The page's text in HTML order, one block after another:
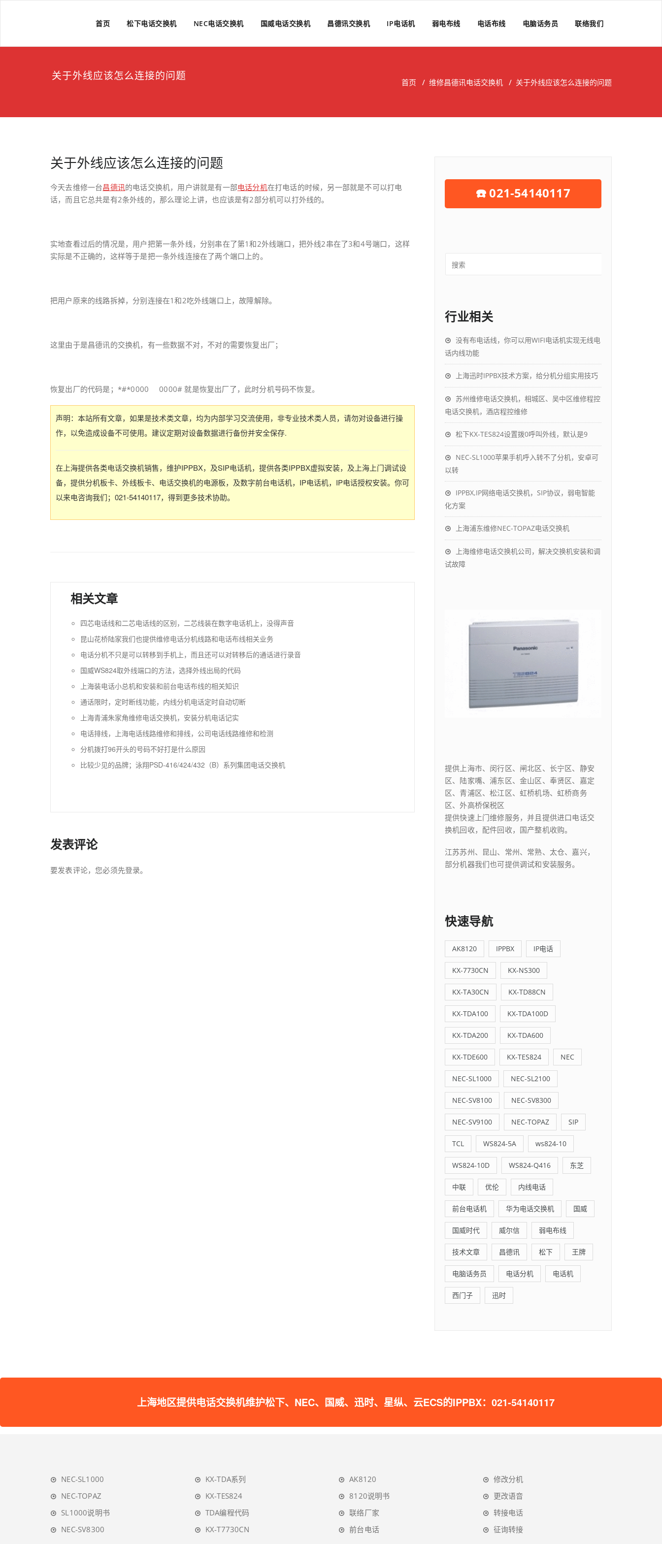
上海维修电话交换机
上海维修松下、国威、NEC、迅时电话交换机
首页 松下电话交换机 NEC电话交换机 国威电话交换机 昌德讯交换机 IP电话机 弱电布线 电话布线 电脑话务员 联络我们
关于外线应该怎么连接的问题 首页 / 维修昌德讯电话交换机 / 关于外线应该怎么连接的问题
关于外线应该怎么连接的问题
今天去维修一台昌德讯的电话交换机，用户讲就是有一部电话分机在打电话的时候，另一部就是不可以打电
话，而且它总共是有2条外线的，那么理论上讲，也应该是有2部分机可以打外线的。
实地查看过后的情况是，用户把第一条外线，分别串在了第1和2外线端口，把外线2串在了3和4号端口，这样
实际是不正确的，这样等于是把一条外线连接在了两个端口上的。
把用户原来的线路拆掉，分别连接在1和2吃外线端口上，故障解除。
这里由于是昌德讯的交换机，有一些数据不对，不对的需要恢复出厂；
恢复出厂的代码是；*#*0000 0000# 就是恢复出厂了，此时分机号码不恢复。
声明：本站所有文章，如果是技术类文章，均为内部学习交流使用，非专业技术类人员，请勿对设备进行操
作，以免造成设备不可使用。建议定期对设备数据进行备份并安全保存.
在上海提供各类电话交换机销售，维护IPPBX，及SIP电话机，提供各类IPPBX虚拟安装，及上海上门调试设
备，提供分机板卡、外线板卡、电话交换机的电源板，及数字前台电话机，IP电话机，IP电话授权安装。你可
以来电咨询我们；021-54140117，得到更多技术协助。
相关文章
四芯电话线和二芯电话线的区别，二芯线装在数字电话机上，没得声音
昆山花桥陆家我们也提供维修电话分机线路和电话布线相关业务
电话分机不只是可以转移到手机上，而且还可以对转移后的通话进行录音
国威WS824取外线端口的方法，选择外线出局的代码
上海装电话小总机和安装和前台电话布线的相关知识
通话限时，定时断线功能，内线分机电话定时自动切断
上海青浦朱家角维修电话交换机，安装分机电话记实
电话排线，上海电话线路维修和排线，公司电话线路维修和检测
分机拨打96开头的号码不好打是什么原因
比较少见的品牌；泳翔PSD-416/424/432（B）系列集团电话交换机
发表评论
要发表评论，您必须先登录。
☎️ 021-54140117
行业相关
没有布电话线，你可以用WIFI电话机实现无线电
话内线功能
上海迅时IPPBX技术方案，给分机分组实用技巧
苏州维修电话交换机，相城区、吴中区维修程控
电话交换机，酒店程控维修
松下KX-TES824设置拨0呼叫外线，默认是9
NEC-SL1000苹果手机呼入转不了分机，安卓可
以转
IPPBX,IP网络电话交换机，SIP协议，弱电智能
化方案
上海浦东维修NEC-TOPAZ电话交换机
上海维修电话交换机公司，解决交换机安装和调
试故障
提供上海市、闵行区、闸北区、长宁区、静安
区、陆家嘴、浦东区、金山区、奉贤区、嘉定
区、青浦区、松江区、虹桥机场、虹桥商务
区、外高桥保税区
提供快速上门维修服务，并且提供进口电话交
换机回收，配件回收，国产整机收购。
江苏苏州、昆山、常州、常熟、太仓、嘉兴，
部分机器我们也可提供调试和安装服务。
快速导航
AK8120 IPPBX IP电话
KX-7730CN KX-NS300
KX-TA30CN KX-TD88CN
KX-TDA100 KX-TDA100D
KX-TDA200 KX-TDA600
KX-TDE600 KX-TES824 NEC
NEC-SL1000 NEC-SL2100
NEC-SV8100 NEC-SV8300
NEC-SV9100 NEC-TOPAZ SIP
TCL WS824-5A ws824-10
WS824-10D WS824-Q416 东芝
中联 优伦 内线电话
前台电话机 华为电话交换机 国威
国威时代 威尔信 弱电布线
技术文章 昌德讯 松下 王牌
电脑话务员 电话分机 电话机
西门子 迅时
上海地区提供电话交换机维护松下、NEC、国威、迅时、星纵、云ECS的IPPBX：021-54140117
NEC-SL1000
NEC-TOPAZ
SL1000说明书
NEC-SV8300
KX-TDA系列
KX-TES824
TDA编程代码
KX-T7730CN
AK8120
8120说明书
联络厂家
前台电话
修改分机
更改语音
转接电话
征询转接